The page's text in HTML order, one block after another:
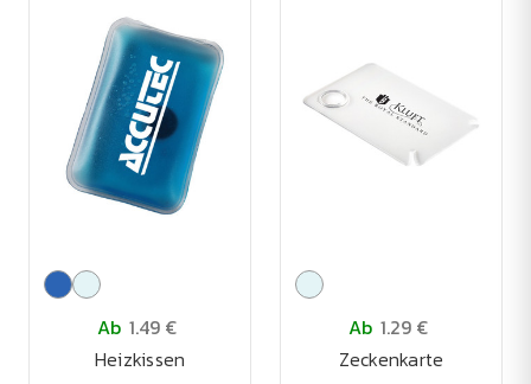
Ab 1.49 €
Heizkissen
Ab 1.29 €
Zeckenkarte